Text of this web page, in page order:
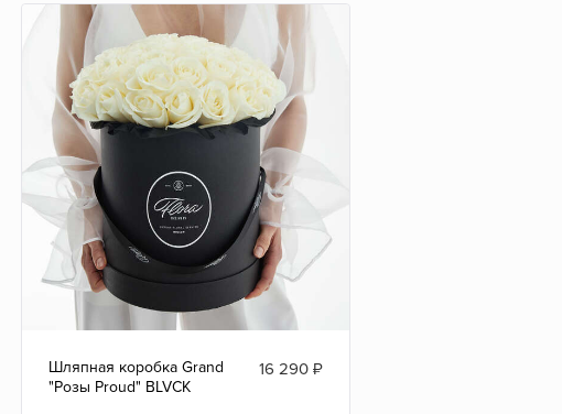
Шляпная коробка Grand
"Розы Proud" BLVCK
16 290₽